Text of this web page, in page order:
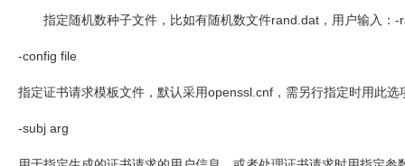
指定随机数种子文件，比如有随机数文件rand.dat ，用户输入： -
-config file
指定证书请求模板文件，默认采用openssl.cnf ，需另行指定时用此
-subj arg